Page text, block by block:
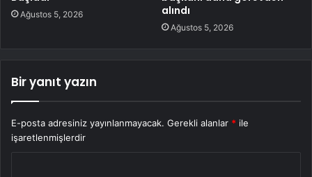
Ağustos 5, 2026
alındı
Ağustos 5, 2026
Bir yanıt yazın
E-posta adresiniz yayınlanmayacak. Gerekli alanlar * ile
işaretlenmişlerdir